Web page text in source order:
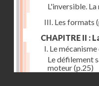
L'inversible.
III. Les formats
CHAPITRE II :
I. Le
Le défilement
moteur(p.25)